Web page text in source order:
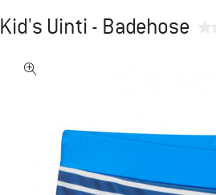
Kid's Uinti - Badehose